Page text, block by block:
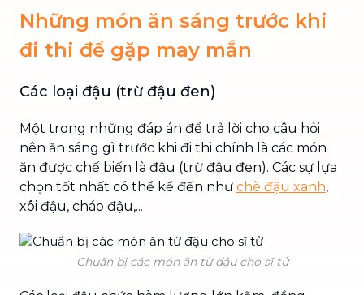
Những món ăn sáng trước khi
đi thi để gặp may mắn
Các loại đậu (trừ đậu đen)
Một trong những đáp án để trả lời cho câu hỏi
nên ăn sáng gì trước khi đi thi chính là các món
ăn được chế biến là đậu (trừ đậu đen). Các sự lựa
chọn tốt nhất có thể kể đến như chè đậu xanh,
xôi đậu, cháo đậu,...
Chuẩn bị các món ăn từ đậu cho sĩ tử